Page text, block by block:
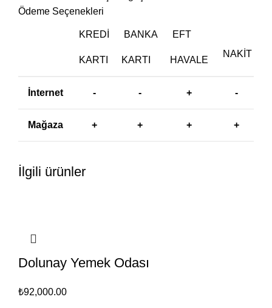
Ödeme Seçenekleri
KREDI
KARTI
BANKA
KARTI
EFT
HAVALE
NAKIT
İnternet - - + -
Mağaza + + + +
İlgili ürünler
Dolunay Yemek Odası
₺92,000.00